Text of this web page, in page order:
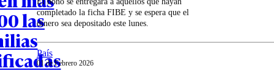
lascompletado la ficha FIBE y se espera que el
dinero sea depositado este lunes.
País
01 de Febrero 2026